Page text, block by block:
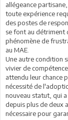
allégeance
toute expérience
des postes de
se font au détriment
phénomène de
au MAE.
Une autre condition
vivier de
attendu leur chance
nécessité de
nouveau statut, qui
depuis plus de deux
nécessaire pour